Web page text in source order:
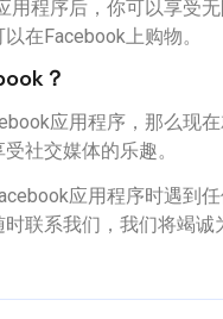
用程序后，你可以享受
在Facebook上购物。
？
应用程序，那么现
社交媒体的乐趣。
应用程序时遇到
联系我们，我们将竭诚